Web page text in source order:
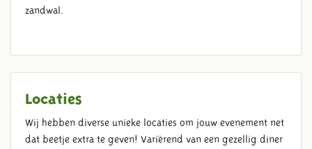
zandwal.
Locaties
Wij hebben diverse unieke locaties om jouw evenement net
dat beetje extra te geven! Variërend van een gezellig diner